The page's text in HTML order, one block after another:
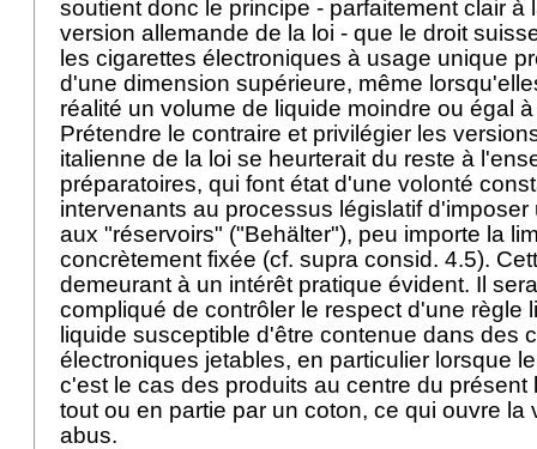
soutient donc le principe - parfaitement clair à
version allemande de la loi - que le droit
les cigarettes électroniques à usage unique
d'une dimension supérieure, même
réalité un volume de liquide moindre ou égal
Prétendre le contraire et privilégier les
italienne de la loi se heurterait du reste à
préparatoires, qui font état d'une volonté
intervenants au processus législatif
aux "réservoirs" ("Behälter"), peu importe la
concrètement fixée (cf. supra consid. 4.5).
demeurant à un intérêt pratique évident. Il
compliqué de contrôler le respect d'une règle
liquide susceptible d'être contenue dans des
électroniques jetables, en particulier lorsque
c'est le cas des produits au centre du présent
tout ou en partie par un coton, ce qui ouvre la
abus.